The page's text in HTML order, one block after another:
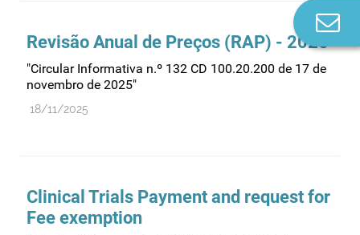
Revisão Anual de Preços (RAP) - 2026
"Circular Informativa n.º 132 CD 100.20.200 de 17 de
novembro de 2025"
18/11/2025
Clinical Trials Payment and request for
Fee exemption